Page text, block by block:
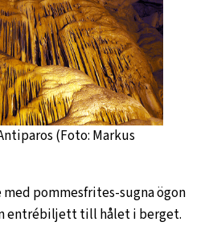
(Foto: Markus
pommesfrites-sugna ögon
entrébiljett till hålet i berget.